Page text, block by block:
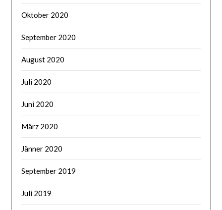
Oktober 2020
September 2020
August 2020
Juli 2020
Juni 2020
März 2020
Jänner 2020
September 2019
Juli 2019